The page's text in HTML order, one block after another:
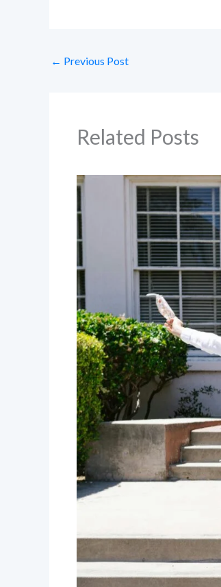
← Previous Post
Related Posts